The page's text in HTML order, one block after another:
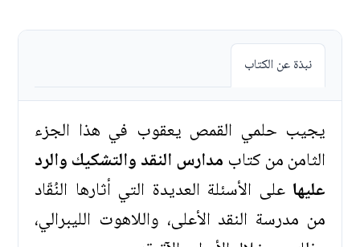
نبذة عن الكتاب
يجيب حلمي القمص يعقوب في هذا الجزء
الثامن من كتاب مدارس النقد والتشكيك والرد
عليها على الأسئلة العديدة التي أثارها النُقّاد
من مدرسة النقد الأعلى، واللاهوت الليبرالي،